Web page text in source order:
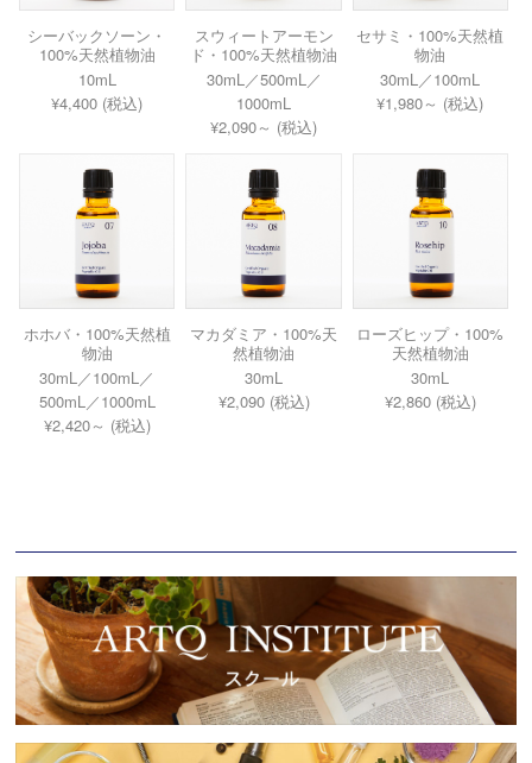
シーバックソーン・
100%天然植物油
10mL
¥4,400 (税込)
スウィートアーモン
ド・100%天然植物油
30mL／500mL／
1000mL
¥2,090～ (税込)
セサミ・100%天然植
物油
30mL／100mL
¥1,980～ (税込)
ホホバ・100%天然植
物油
30mL／100mL／
500mL／1000mL
¥2,420～ (税込)
マカダミア・100%天
然植物油
30mL
¥2,090 (税込)
ローズヒップ・100%
天然植物油
30mL
¥2,860 (税込)